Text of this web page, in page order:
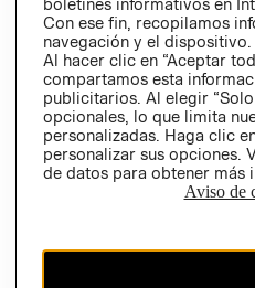
Colombia ($)
CAMBIAR REGIÓN
El contenido de esta página web
boletines informativos en
Con ese fin, recopilamos
navegación y el dispositivo.
Al hacer clic en “Aceptar
compartamos esta
publicitarios. Al elegir
opcionales, lo que limita
personalizadas. Haga clic
personalizar sus opciones.
de datos para obtener más
Aviso de